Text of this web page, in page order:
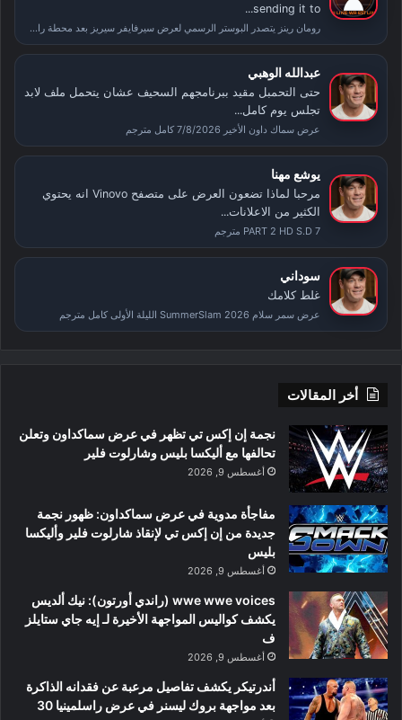
sending it to...
رومان رينز يتصدر البوستر الرسمي لعرض سيرفايفر سيريز بعد محطة راسلمينيا
عبدالله الوهبي
حتى التحمبل مقيد ببرنامجهم السحيف عشان يتحمل ملف لابد
تجلس يوم كامل...
عرض سماك داون الأخير 7/8/2026 كامل مترجم
يوشع مهنا
مرحبا لماذا تضعون العرض على متصفح Vinovo انه يحتوي
الكثير من الاعلانات...
PART 2 HD S.D 7 مترجم
سوداني
غلط كلامك
عرض سمر سلام SummerSlam 2026 الليلة الأولى كامل مترجم
أخر المقالات
نجمة إن إكس تي تظهر في عرض سماكداون وتعلن
تحالفها مع أليكسا بليس وشارلوت فلير
أغسطس 9, 2026
مفاجأة مدوية في عرض سماكداون: ظهور نجمة
جديدة من إن إكس تي لإنقاذ شارلوت فلير وأليكسا
بليس
أغسطس 9, 2026
wwe wwe voices (راندي أورتون): نيك ألديس
يكشف كواليس المواجهة الأخيرة لـ إيه جاي ستايلز
ف
أغسطس 9, 2026
أندرتيكر يكشف تفاصيل مرعبة عن فقدانه الذاكرة
بعد مواجهة بروك ليسنر في عرض راسلمينيا 30